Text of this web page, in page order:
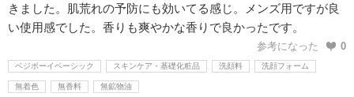
きました。肌荒れの予防にも効いてる感じ。メンズ用ですが良
い使用感でした。香りも爽やかな香りで良かったです。
参考になった 0
ベジボーイベーシック スキンケア・基礎化粧品 洗顔料 洗顔フォーム
無着色 無香料 無鉱物油